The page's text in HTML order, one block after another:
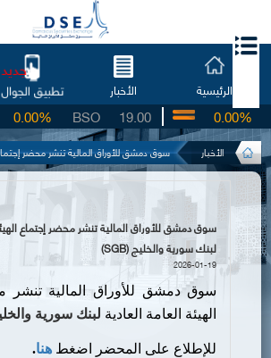
الرئيسية الأخبار تطبيق الجوال
جديد
19.00
BSO
0.00% 0.00%
الأخبار سوق دمشق للأوراق المالية تنشر محضر
سوق دمشق للأوراق المالية تنشر محضر إجتماع
لبنك سورية والخليج (SGB)
2026-01-19
سوق دمشق للأوراق المالية تنشر
الهيئة العامة العادية لبنك سورية
للإطلاع على المحضر اضغط هنا.